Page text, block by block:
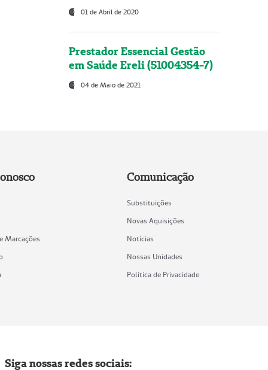
01 de Abril de 2020
Prestador Essencial Gestão
em Saúde Ereli (51004354-7)
04 de Maio de 2021
Marcações
Comunicação
Substituições
Novas Aquisições
Notícias
Nossas Unidades
Política de Privacidade
Siga nossas redes sociais: